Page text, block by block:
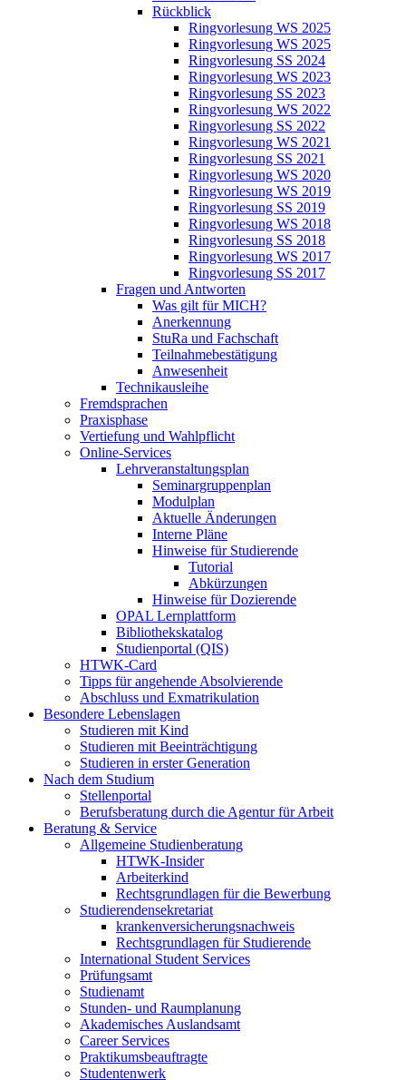
Rückblick
Ringvorlesung WS 2025
Ringvorlesung WS 2025
Ringvorlesung SS 2024
Ringvorlesung WS 2023
Ringvorlesung SS 2023
Ringvorlesung WS 2022
Ringvorlesung SS 2022
Ringvorlesung WS 2021
Ringvorlesung SS 2021
Ringvorlesung WS 2020
Ringvorlesung WS 2019
Ringvorlesung SS 2019
Ringvorlesung WS 2018
Ringvorlesung SS 2018
Ringvorlesung WS 2017
Ringvorlesung SS 2017
Fragen und Antworten
Was gilt für MICH?
Anerkennung
StuRa und Fachschaft
Teilnahmebestätigung
Anwesenheit
Technikausleihe
Fremdsprachen
Praxisphase
Vertiefung und Wahlpflicht
Online-Services
Lehrveranstaltungsplan
Seminargruppenplan
Modulplan
Aktuelle Änderungen
Interne Pläne
Hinweise für Studierende
Tutorial
Abkürzungen
Hinweise für Dozierende
OPAL Lernplattform
Bibliothekskatalog
Studienportal (QIS)
HTWK-Card
Tipps für angehende Absolvierende
Abschluss und Exmatrikulation
Besondere Lebenslagen
Studieren mit Kind
Studieren mit Beeinträchtigung
Studieren in erster Generation
Nach dem Studium
Stellenportal
Berufsberatung durch die Agentur für Arbeit
Beratung & Service
Allgemeine Studienberatung
HTWK-Insider
Arbeiterkind
Rechtsgrundlagen für die Bewerbung
Studierendensekretariat
krankenversicherungsnachweis
Rechtsgrundlagen für Studierende
International Student Services
Prüfungsamt
Studienamt
Stunden- und Raumplanung
Akademisches Auslandsamt
Career Services
Praktikumsbeauftragte
Studentenwerk